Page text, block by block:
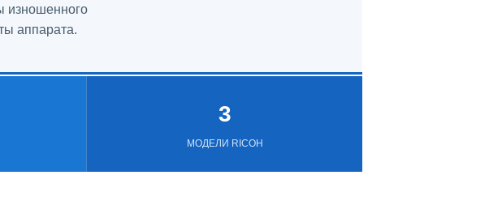
изношенного
аппарата.
3
МОДЕЛИ RICOH